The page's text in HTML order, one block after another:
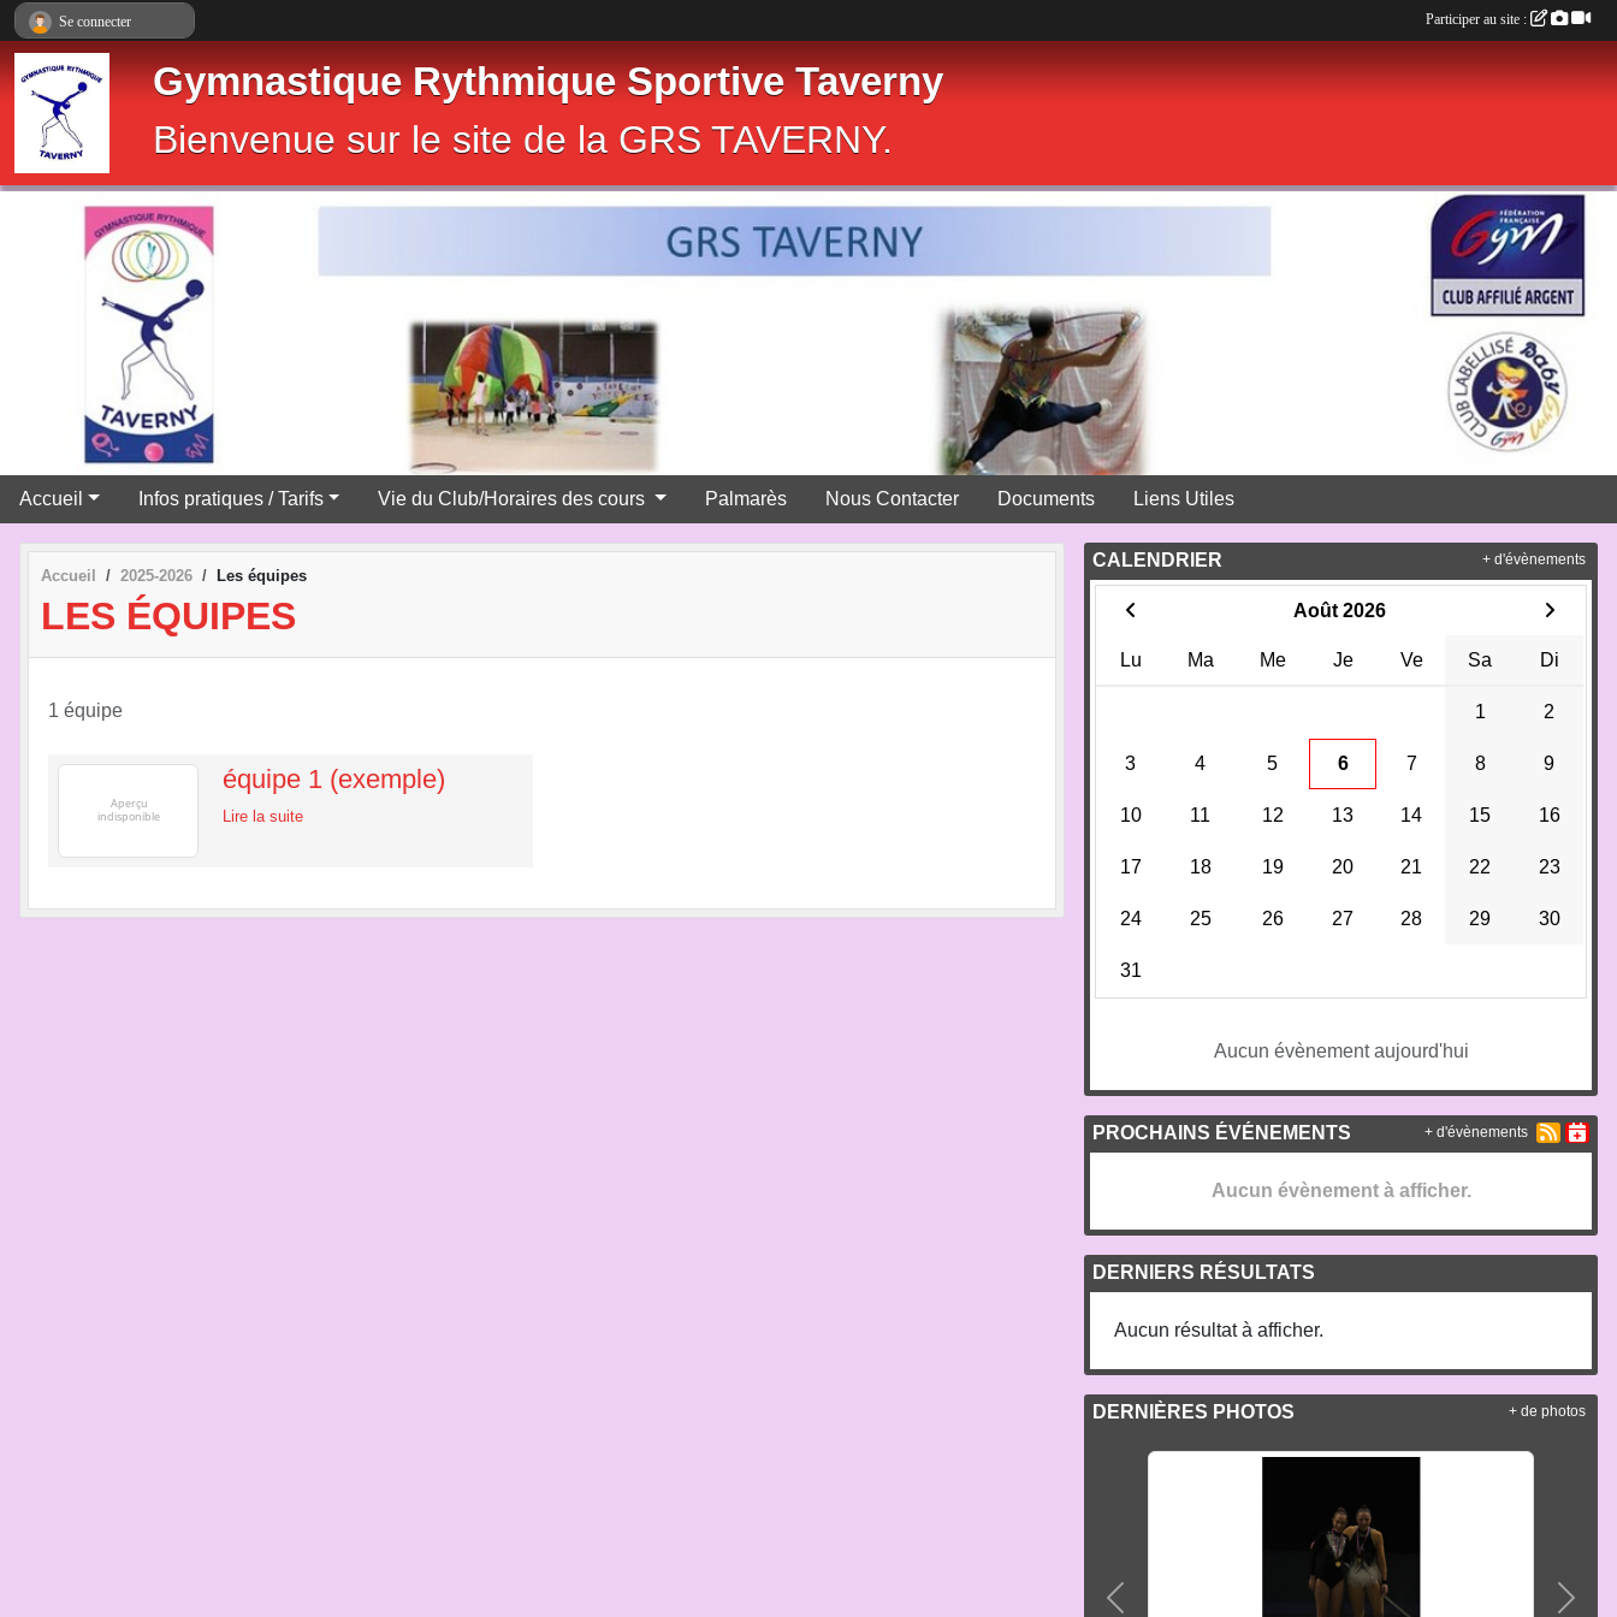
Gymnastique Rythmique Sportive Taverny
Bienvenue sur le site de la GRS TAVERNY.
Accueil Infos pratiques / Tarifs Vie du Club/Horaires des cours Palmarès Nous Contacter Documents Liens Utiles
Accueil 2025-2026 Les équipes
LES ÉQUIPES
1 équipe
équipe 1 (exemple)
Lire la suite
CALENDRIER
Août 2026
Lu Ma Me Je Ve Sa Di
1 2
3 4 5 6 7 8 9
10 11 12 13 14 15 16
17 18 19 20 21 22 23
24 25 26 27 28 29 30
31
Aucun évènement aujourd'hui
+ d'évènements
PROCHAINS ÉVÉNEMENTS
Aucun évènement à afficher.
+ d'évènements
DERNIERS RÉSULTATS
Aucun résultat à afficher.
DERNIÈRES PHOTOS
Précedent
+ de photos
Se connecter Participer au site :
Panneau de gestion des cookies